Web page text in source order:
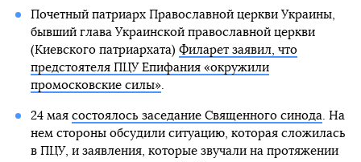
Почетный патриарх Православной церкви Украины,
бывший глава Украинской православной церкви
(Киевского патриархата) Филарет заявил, что
предстоятеля ПЦУ Епифания «окружили
промосковские силы».
24 мая состоялось заседание Священного синода. На
нем стороны обсудили ситуацию, которая сложилась
в ПЦУ, и заявления, которые звучали на протяжении